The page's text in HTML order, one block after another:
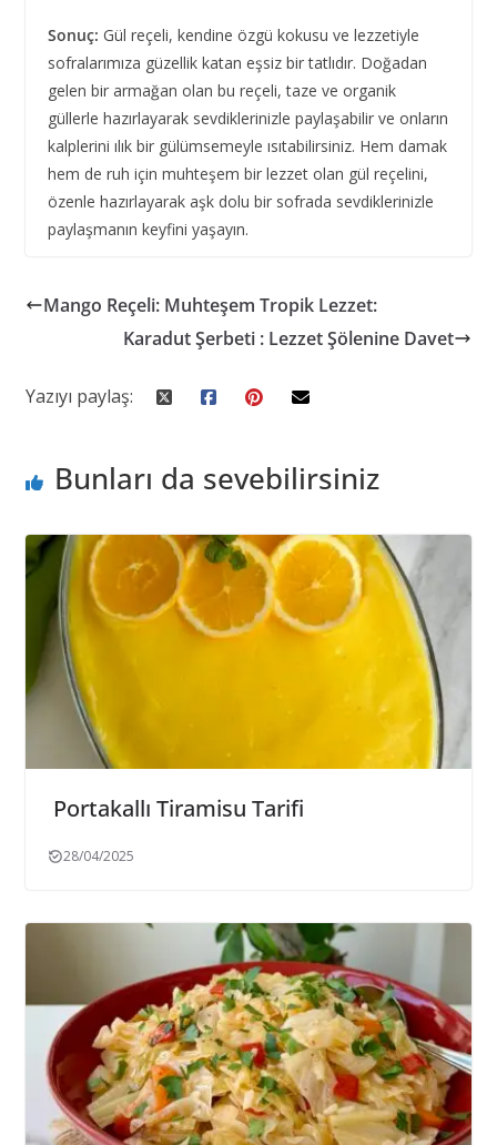
Sonuç: Gül reçeli, kendine özgü kokusu ve lezzetiyle
sofralarımıza güzellik katan eşsiz bir tatlıdır. Doğadan
gelen bir armağan olan bu reçeli, taze ve organik
güllerle hazırlayarak sevdiklerinizle paylaşabilir ve onların
kalplerini ılık bir gülümsemeyle ısıtabilirsiniz. Hem damak
hem de ruh için muhteşem bir lezzet olan gül reçelini,
özenle hazırlayarak aşk dolu bir sofrada sevdiklerinizle
paylaşmanın keyfini yaşayın.
Mango Reçeli: Muhteşem Tropik Lezzet:
Karadut Şerbeti : Lezzet Şölenine Davet
Yazıyı paylaş:
Bunları da sevebilirsiniz
Portakallı Tiramisu Tarifi
28/04/2025